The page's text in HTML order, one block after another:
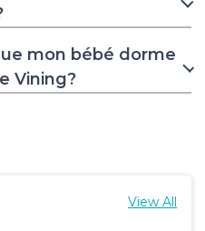
mon bébé dorme
Vining?
View All